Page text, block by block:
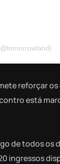
reforçar
está
de todos os
ingressos